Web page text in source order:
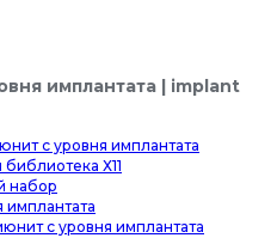
имплантата | implant
с уровня имплантата
Х11
набор
имплантата
с уровня имплантата